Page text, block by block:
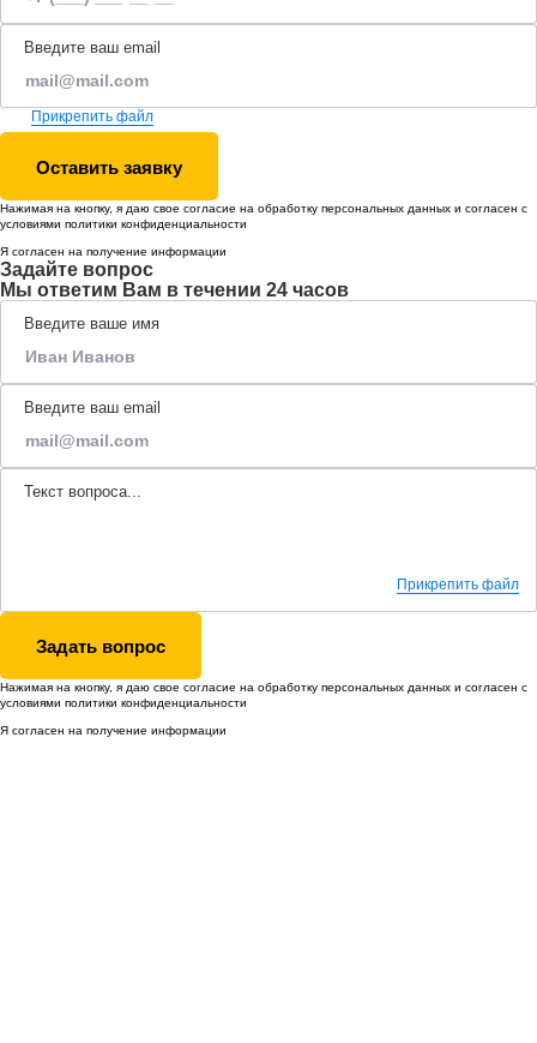
Введите ваш email
Прикрепить файл
Оставить заявку
Нажимая на кнопку, я даю свое согласие на обработку персональных данных и согласен с
условиями политики конфиденциальности
Я согласен на получение информации
Задайте вопрос
Мы ответим Вам в течении 24 часов
Введите ваше имя
Введите ваш email
Текст вопроса...
Прикрепить файл
Задать вопрос
Нажимая на кнопку, я даю свое согласие на обработку персональных данных и согласен с
условиями политики конфиденциальности
Я согласен на получение информации